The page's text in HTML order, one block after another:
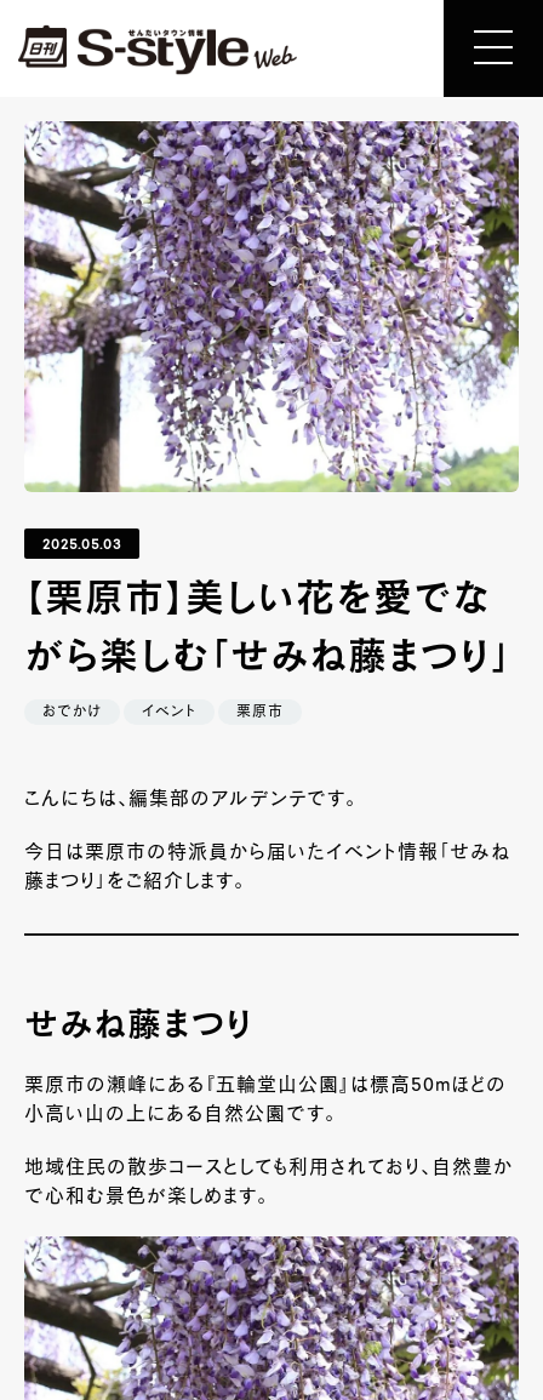
2025.05.03
【栗原市】美しい花を愛でな
がら楽しむ「せみね藤まつり」
おでかけ イベント 栗原市
こんにちは、編集部のアルデンテです。
今日は栗原市の特派員から届いたイベント情報「せみね
藤まつり」をご紹介します。
せみね藤まつり
栗原市の瀬峰にある『五輪堂山公園』は標高50ｍほどの
小高い山の上にある自然公園です。
地域住民の散歩コースとしても利用されており、自然豊か
で心和む景色が楽しめます。